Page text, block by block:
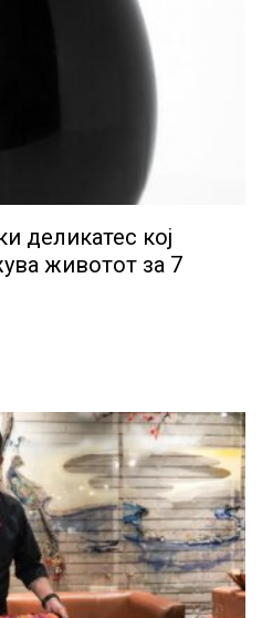
деликатес кој
животот за 7